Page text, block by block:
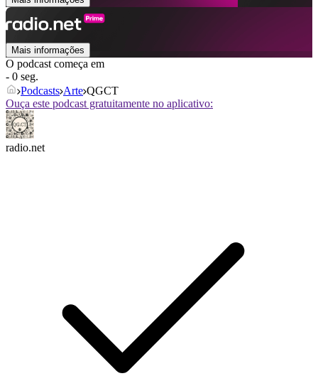
Mais informações
O podcast começa em
- 0 seg.
Podcasts Arte QGCT
Ouça este podcast gratuitamente no aplicativo:
radio.net